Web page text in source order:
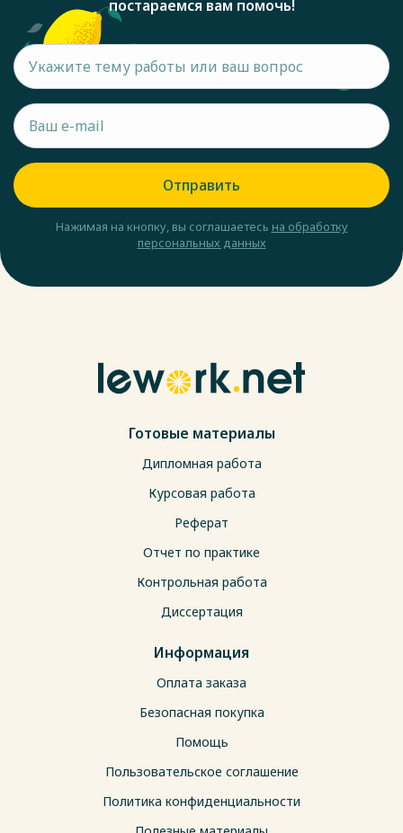
постараемся вам помочь!
Отправить
Нажимая на кнопку, вы соглашаетесь на обработку
персональных данных
Готовые материалы
Дипломная работа
Курсовая работа
Реферат
Отчет по практике
Контрольная работа
Диссертация
Информация
Оплата заказа
Безопасная покупка
Помощь
Пользовательское соглашение
Политика конфиденциальности